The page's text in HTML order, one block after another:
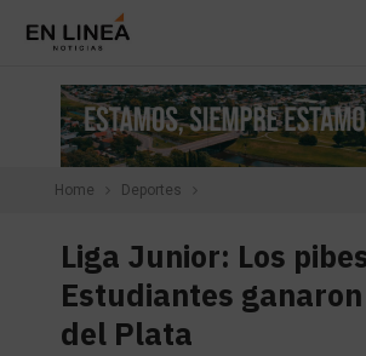
Home Deportes
Liga Junior: Los
Estudiantes
del Plata